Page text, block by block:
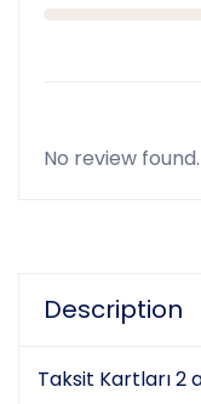
No review found.
Description
Taksit Kartları